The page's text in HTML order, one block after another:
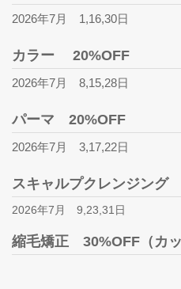
2026年7月 1,16,30日
カラー 20%OFF
2026年7月 8,15,28日
パーマ 20%OFF
2026年7月 3,17,22日
スキャルプクレンジン
2026年7月 9,23,31日
縮毛矯正 30%OFF（カッ